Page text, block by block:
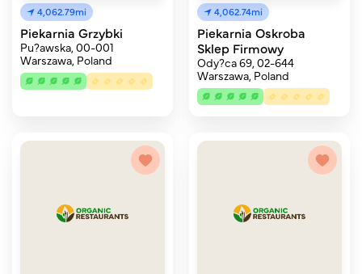
4,062.79mi
Piekarnia Grzybki
Pu?awska, 00-001
Warszawa, Poland
4,062.74mi
Piekarnia Oskroba
Sklep Firmowy
Ody?ca 69, 02-644
Warszawa, Poland